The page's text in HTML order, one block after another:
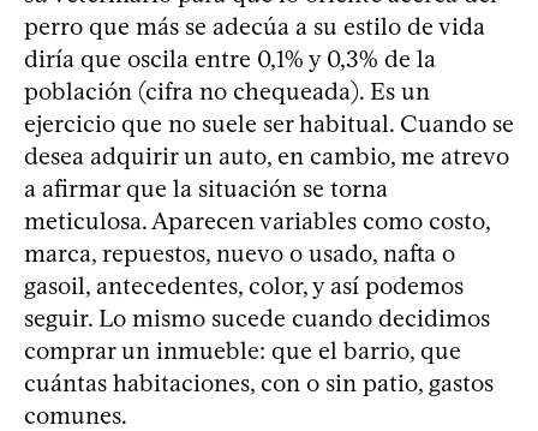
perro que más se adecúa a su estilo de vida
diría que oscila entre 0,1% y 0,3% de la
población (cifra no chequeada). Es un
ejercicio que no suele ser habitual. Cuando se
desea adquirir un auto, en cambio, me atrevo
a afirmar que la situación se torna
meticulosa. Aparecen variables como costo,
marca, repuestos, nuevo o usado, nafta o
gasoil, antecedentes, color, y así podemos
seguir. Lo mismo sucede cuando decidimos
comprar un inmueble: que el barrio, que
cuántas habitaciones, con o sin patio, gastos
comunes.